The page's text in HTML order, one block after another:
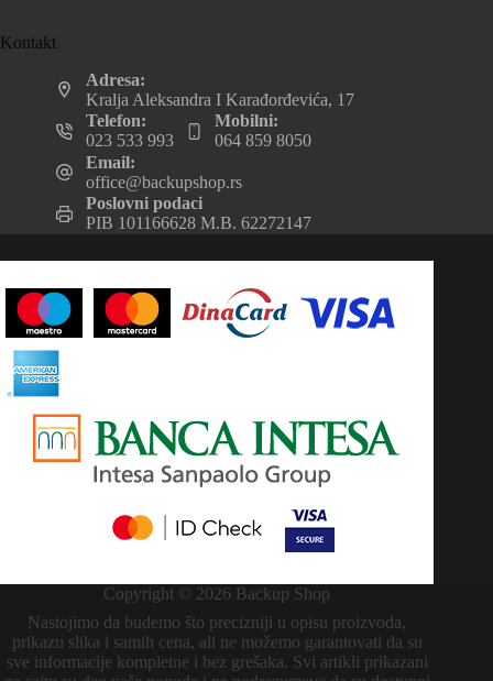
Kontakt
Adresa:
Kralja Aleksandra I Karađorđevića, 17
Telefon:
023 533 993
Mobilni:
064 859 8050
Email:
office@backupshop.rs
Poslovni podaci
PIB 101166628 M.B. 62272147
Copyright © 2026 Backup Shop
Nastojimo da budemo što precizniji u opisu proizvoda,
prikazu slika i samih cena, ali ne možemo garantovati da su
sve informacije kompletne i bez grešaka. Svi artikli prikazani